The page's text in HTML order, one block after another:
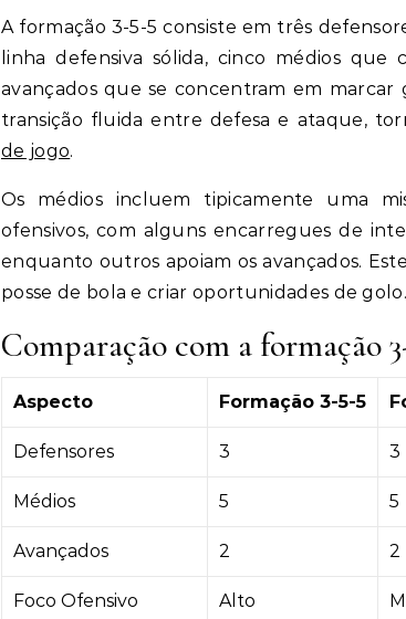
A formação 3-5-5 consiste em três
linha defensiva sólida, cinco médios
avançados que se concentram em
transição fluida entre defesa e ataque,
de jogo.
Os médios incluem tipicamente uma
ofensivos, com alguns encarregues de
enquanto outros apoiam os avançados.
posse de bola e criar oportunidades de golo.
Comparação com a formação
Aspecto Formação 3-5-5
Defensores 3 3
Médios 5 5
Avançados 2 2
Foco Ofensivo Alto